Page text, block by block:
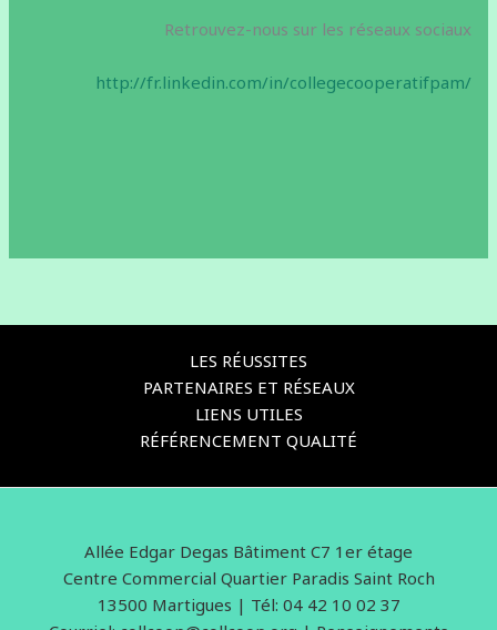
Retrouvez-nous sur les réseaux sociaux
http://fr.linkedin.com/in/collegecooperatifpam/
LES RÉUSSITES
PARTENAIRES ET RÉSEAUX
LIENS UTILES
RÉFÉRENCEMENT QUALITÉ
Allée Edgar Degas Bâtiment C7 1er étage
Centre Commercial Quartier Paradis Saint Roch
13500 Martigues | Tél: 04 42 10 02 37